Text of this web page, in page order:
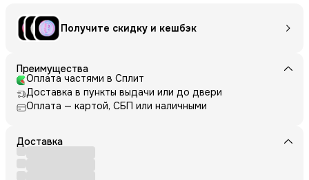
Получите скидку и кешбэк
Преимущества
Оплата частями в Сплит
Доставка в пункты выдачи или до двери
Оплата — картой, СБП или наличными
Доставка